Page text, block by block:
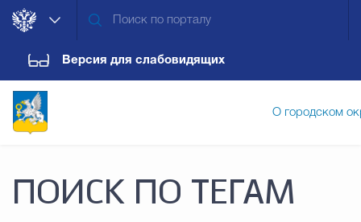
Версия для слабовидящих
О городском
Администрация городского
ПОИСК ПО ТЕГАМ